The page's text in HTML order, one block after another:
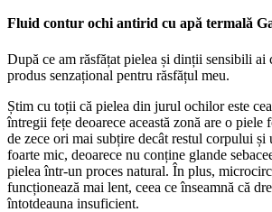
Fluid contur ochi antirid cu apă termală
După ce am răsfățat pielea și dinții sensibili ai
produs senzațional pentru răsfățul meu.
Știm cu toții că pielea din jurul ochilor este
întregii fețe deoarece această zonă are o piele
de zece ori mai subțire decât restul corpului și
foarte mic, deoarece nu conține glande
pielea într-un proces natural. În plus,
funcționează mai lent, ceea ce înseamnă că
întotdeauna insuficient.